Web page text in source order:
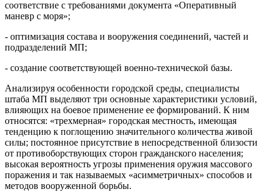
соответствие с требованиями документа «Оперативный
маневр с моря»;
- оптимизация состава и вооружения соединений, частей и
подразделений МП;
- создание соответствующей военно-технической базы.
Анализируя особенности городской среды, специалисты
штаба МП выделяют три основные характеристики условий,
влияющих на боевое применение ее формирований. К ним
относятся: «трехмерная» городская местность, имеющая
тенденцию к поглощению значительного количества живой
силы; постоянное присутствие в непосредственной близости
от противоборствующих сторон гражданского населения;
высокая вероятность угрозы применения оружия массового
поражения и так называемых «асимметричных» способов и
методов вооруженной борьбы.